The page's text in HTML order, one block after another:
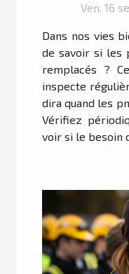
Ven. 16
Dans nos vies
de savoir si les
remplacés ?
inspecte
dira quand les
Vérifiez
voir si le besoin